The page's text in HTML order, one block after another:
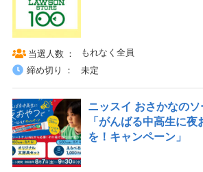
当選人数
もれなく全員
締め切り
未定
ニッスイ おさかなの
「がんばる中高生に
を！キャンペーン」